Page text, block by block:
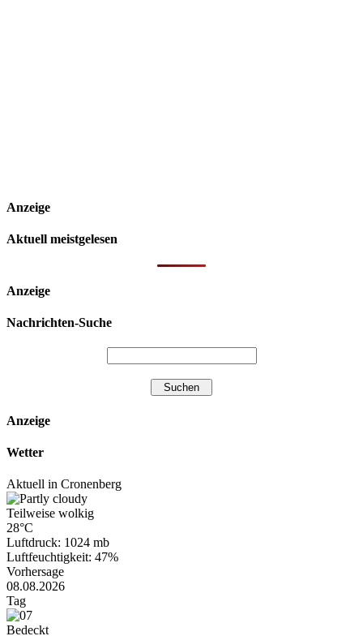
Anzeige
Aktuell meistgelesen
Anzeige
Nachrichten-Suche
Anzeige
Wetter
Aktuell in Cronenberg
Teilweise wolkig
28°C
Luftdruck: 1024 mb
Luftfeuchtigkeit: 47%
Vorhersage
08.08.2026
Tag
Bedeckt